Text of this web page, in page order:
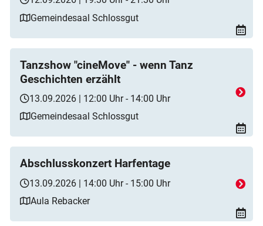
Gemeindesaal Schlossgut
Tanzshow "cineMove" - wenn Tanz
Geschichten erzählt
13.09.2026 | 12:00 Uhr - 14:00 Uhr
Gemeindesaal Schlossgut
Abschlusskonzert Harfentage
13.09.2026 | 14:00 Uhr - 15:00 Uhr
Aula Rebacker